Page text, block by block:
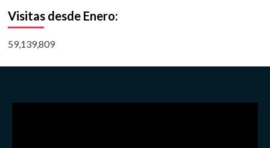
Visitas desde Enero:
59,139,809